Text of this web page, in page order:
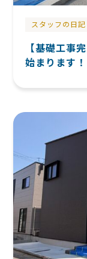
スタッフの日記
【基礎工事
始まります！